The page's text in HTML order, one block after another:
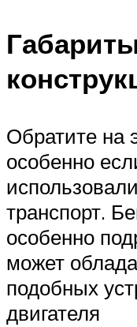
Обратите на
особенно
транспорт.
особенно
может
подобных
двигателя